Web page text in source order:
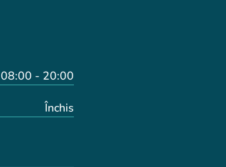
08:00 - 20:00
Închis